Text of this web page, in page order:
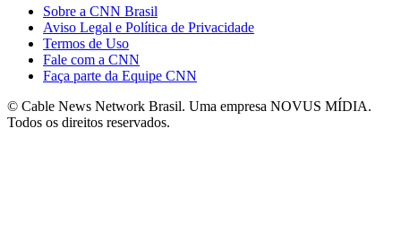
Sobre a CNN Brasil
Aviso Legal e Política de Privacidade
Termos de Uso
Fale com a CNN
Faça parte da Equipe CNN
© Cable News Network Brasil. Uma empresa NOVUS MÍDIA.
Todos os direitos reservados.